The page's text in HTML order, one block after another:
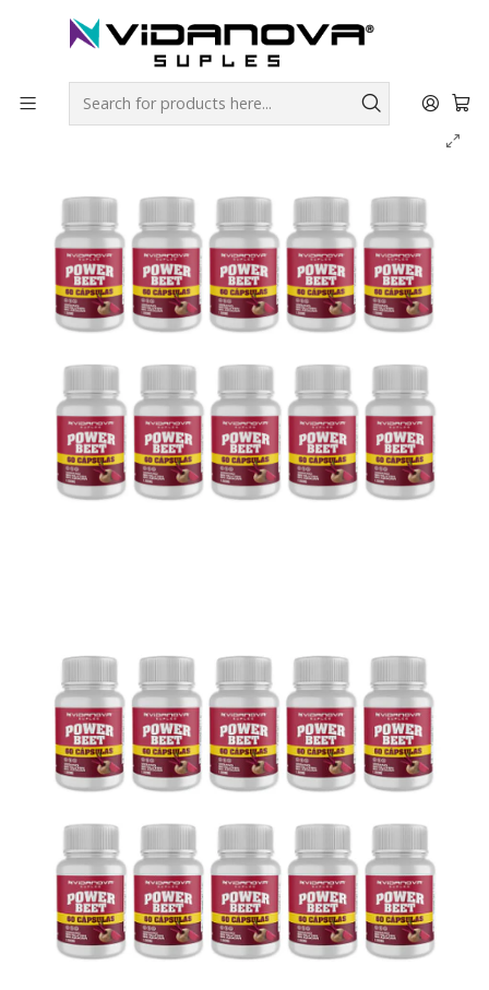
Productos Vidanova® Suples Vitaminas y Minerales
POWER BEET PACK X10 Betarraga | Vidanova® Suples